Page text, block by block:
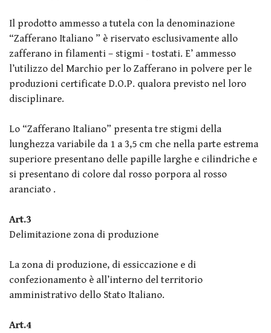
Il prodotto ammesso a tutela con la denominazione
“Zafferano Italiano ” è riservato esclusivamente allo
zafferano in filamenti – stigmi - tostati. E’ ammesso
l’utilizzo del Marchio per lo Zafferano in polvere per le
produzioni certificate D.O.P. qualora previsto nel loro
disciplinare.
Lo “Zafferano Italiano” presenta tre stigmi della
lunghezza variabile da 1 a 3,5 cm che nella parte estrema
superiore presentano delle papille larghe e cilindriche e
si presentano di colore dal rosso porpora al rosso
aranciato .
Art.3
Delimitazione zona di produzione
La zona di produzione, di essiccazione e di
confezionamento è all’interno del territorio
amministrativo dello Stato Italiano.
Art.4